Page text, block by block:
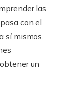
las
con el
sí mismos.
un